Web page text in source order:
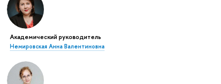
Академический руководитель
Немировская Анна Валентиновна